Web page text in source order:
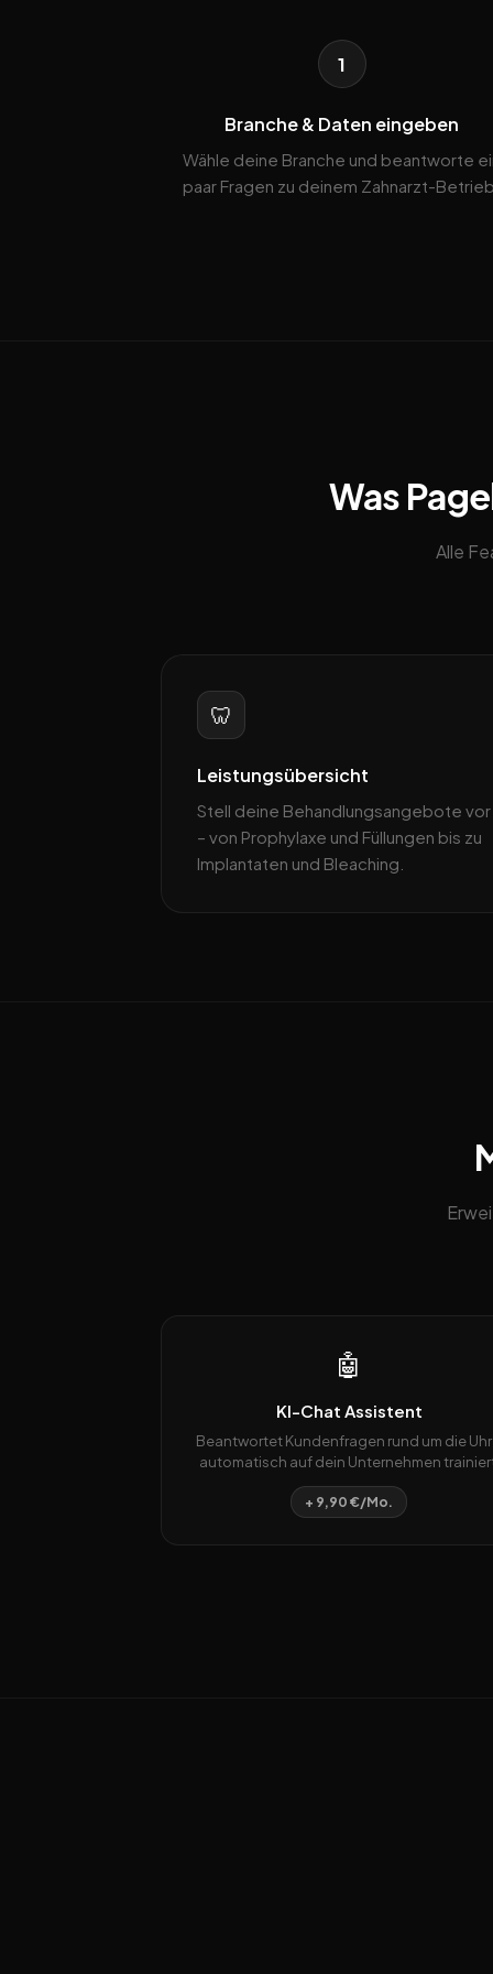
1
Branche & Daten eingeben
Wähle deine Branche und beantworte
paar Fragen zu deinem Zahnarzt-Betrieb.
Was
Alle
🦷
Leistungsübersicht
Stell deine Behandlungsangebote vor
– von Prophylaxe und Füllungen bis zu
Implantaten und Bleaching.
🤖
KI-Chat Assistent
Beantwortet Kundenfragen rund um die Uhr
automatisch auf dein Unternehmen
+ 9,90 €/Mo.